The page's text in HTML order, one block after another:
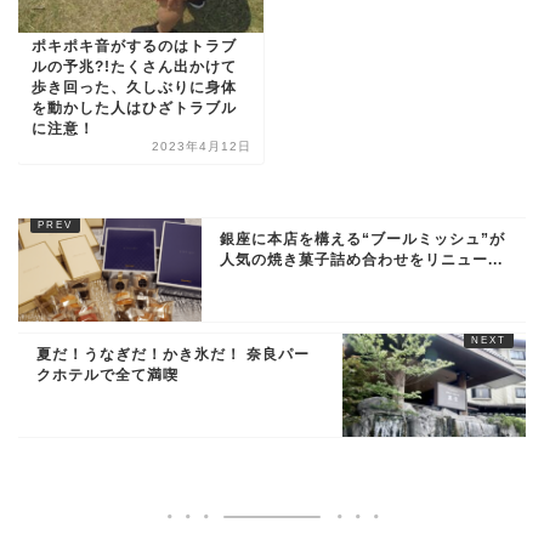
ポキポキ音がするのはトラブ
ルの予兆?!たくさん出かけて
歩き回った、久しぶりに身体
を動かした人はひざトラブル
に注意！
2023年4月12日
銀座に本店を構える“ブールミッシュ”が
人気の焼き菓子詰め合わせをリニュー...
夏だ！うなぎだ！かき氷だ！ 奈良パー
クホテルで全て満喫